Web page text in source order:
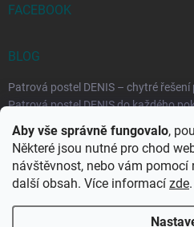
Aby vše správně fungovalo,
Některé jsou nutné pro chod
návštěvnost, nebo vám
další obsah. Více informací zde.
FACEBOOK
BLOG
Patrová postel DENIS – chytré
Patrová postel DENIS do každého
Rozkládací postele RELAX – ideální
každodenní spaní
Rozkládací postel, která se